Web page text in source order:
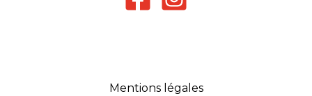
Mentions légales